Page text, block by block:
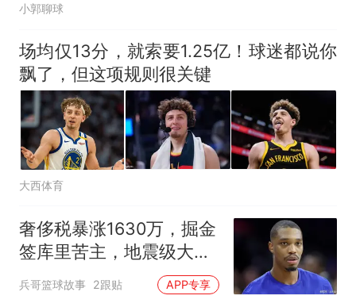
小郭聊球
场均仅13分，就索要1.25亿！球迷都说你
飘了，但这项规则很关键
大西体育
奢侈税暴涨1630万，掘金
签库里苦主，地震级大调
整已在路上
兵哥篮球故事 2跟贴 APP专享